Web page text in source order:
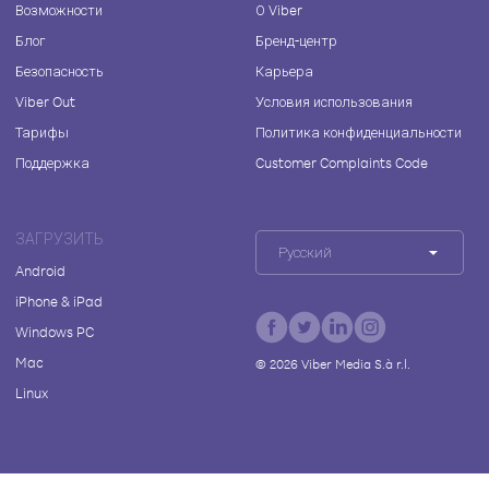
Возможности
Блог
Безопасность
Viber Out
Тарифы
Поддержка
О Viber
Бренд-центр
Карьера
Условия использования
Политика конфиденциальности
Customer Complaints Code
ЗАГРУЗИТЬ
Android
iPhone & iPad
Windows PC
Mac
Linux
Русский
© 2026Viber Media S.à r.l.